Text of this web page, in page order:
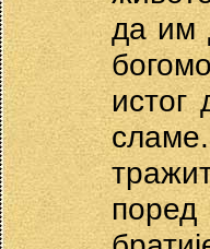
да им
истог